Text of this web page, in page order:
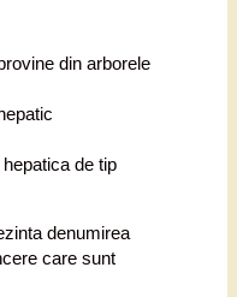
din arborele
de tip
denumirea
care sunt